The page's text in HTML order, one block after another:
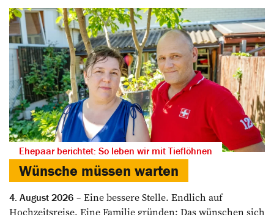
Ehepaar berichtet: So leben wir mit Tieflöhnen
Wünsche müssen warten
4. August 2026
Eine bessere Stelle. Endlich auf
Hochzeitsreise. Eine Familie gründen: Das wünschen sich